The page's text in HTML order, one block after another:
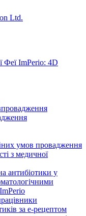
Феї ImPerio: 4D
умов провадження
з медичної
антибіотики у
за е-рецептом